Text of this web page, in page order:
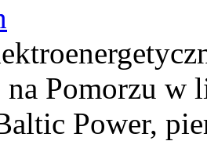
Pomorzu w
Power,